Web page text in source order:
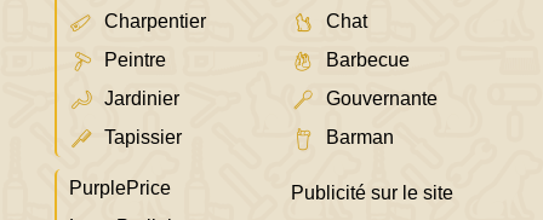
Charpentier
Peintre
Jardinier
Tapissier
Chat
Barbecue
Gouvernante
Barman
PurplePrice
Publicité sur le site